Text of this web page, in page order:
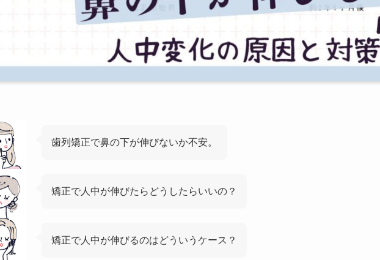
歯列矯正で鼻の下が伸びないか不安。
矯正で人中が伸びたらどうしたらいいの？
矯正で人中が伸びるのはどういうケース？